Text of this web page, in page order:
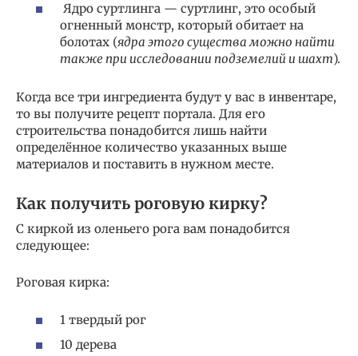
Ядро суртлинга — суртлинг, это особый
огненный монстр, который обитает на
болотах (ядра этого существа можно найти
также при исследовании подземелий и шахт).
Когда все три ингредиента будут у вас в инвентаре,
то вы получите рецепт портала. Для его
строительства понадобится лишь найти
определённое количество указанных выше
материалов и поставить в нужном месте.
Как получить роговую кирку?
С киркой из оленьего рога вам понадобится
следующее:
Роговая кирка:
1 твердый рог
10 дерева